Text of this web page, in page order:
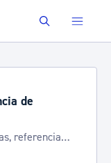
Buscar
de
referencia